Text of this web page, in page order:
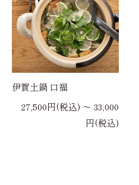
伊賀土鍋 口福
27,500円(税込) 〜 33,000
円(税込)